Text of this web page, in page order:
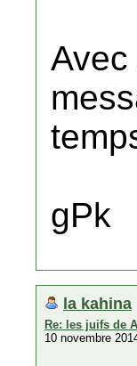
gPk
la kahina
Re: les juifs de
10 novembre